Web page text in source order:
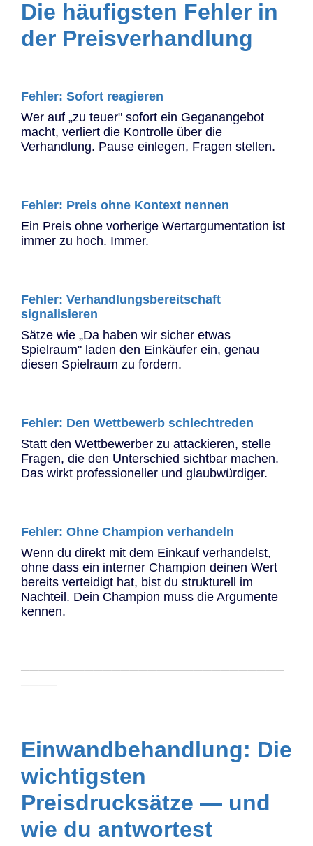
Die häufigsten Fehler in
der Preisverhandlung
Fehler: Sofort reagieren
Wer auf „zu teuer" sofort ein Geganangebot
macht, verliert die Kontrolle über die
Verhandlung. Pause einlegen, Fragen stellen.
Fehler: Preis ohne Kontext nennen
Ein Preis ohne vorherige Wertargumentation ist
immer zu hoch. Immer.
Fehler: Verhandlungsbereitschaft
signalisieren
Sätze wie „Da haben wir sicher etwas
Spielraum" laden den Einkäufer ein, genau
diesen Spielraum zu fordern.
Fehler: Den Wettbewerb schlechtreden
Statt den Wettbewerber zu attackieren, stelle
Fragen, die den Unterschied sichtbar machen.
Das wirkt professioneller und glaubwürdiger.
Fehler: Ohne Champion verhandeln
Wenn du direkt mit dem Einkauf verhandelst,
ohne dass ein interner Champion deinen Wert
bereits verteidigt hat, bist du strukturell im
Nachteil. Dein Champion muss die Argumente
kennen.
─────────────────────────────
────
Einwandbehandlung: Die
wichtigsten
Preisdrucksätze — und
wie du antwortest